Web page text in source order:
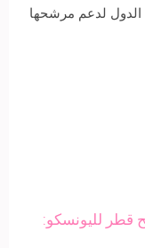
الدول لدعم مرشحها
قطر لليونسكو: